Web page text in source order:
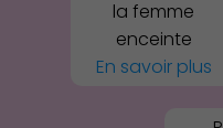
la femme
enceinte
En savoir plus